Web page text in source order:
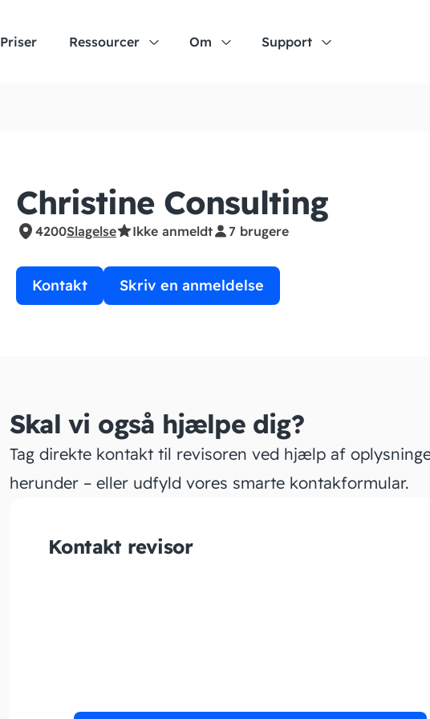
Priser Ressourcer Om Support
Christine Consulting
4200Slagelse Ikke anmeldt 7 brugere
Kontakt Skriv en anmeldelse
Skal vi også hjælpe dig?
Tag direkte kontakt til revisoren ved hjælp af
herunder – eller udfyld vores smarte kontakformular.
Kontakt revisor